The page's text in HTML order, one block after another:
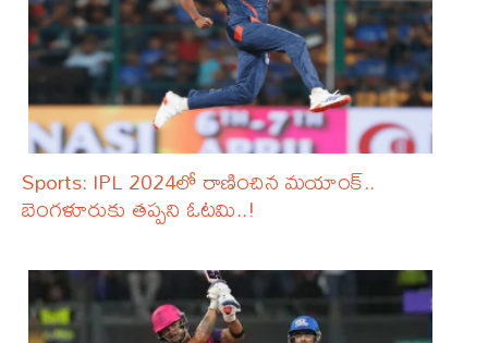
Sports: IPL 2024లో రాణించిన మయాంక్..
బెంగళూరుకు తప్పని ఓటమి..!